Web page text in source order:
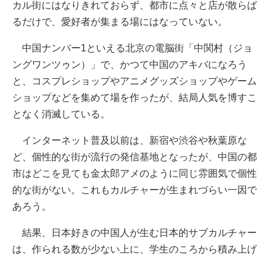
カル街にはなりきれておらず、都市に点々と店が散らば
るだけで、愛好者が集まる場にはなっていない。
中国ナンバー1といえる北京の電脳街「中関村（ジョ
ングワンツゥン）」で、かつて中国のアキバになろう
と、コスプレショップやアニメグッズショップやゲーム
ショップなどを集めて場を作ったが、結局人気を博すこ
となく消滅している。
インターネット普及以前は、新宿や渋谷や秋葉原な
ど、個性的な街が流行の発信基地となったが、中国の都
市はどこを見ても金太郎アメのように同じ雰囲気で個性
的な街がない。これもカルチャーが生まれづらい一因で
あろう。
結果、日本好きの中国人が生む日本的サブカルチャー
は、作られる数が少ない上に、学生のころから積み上げ